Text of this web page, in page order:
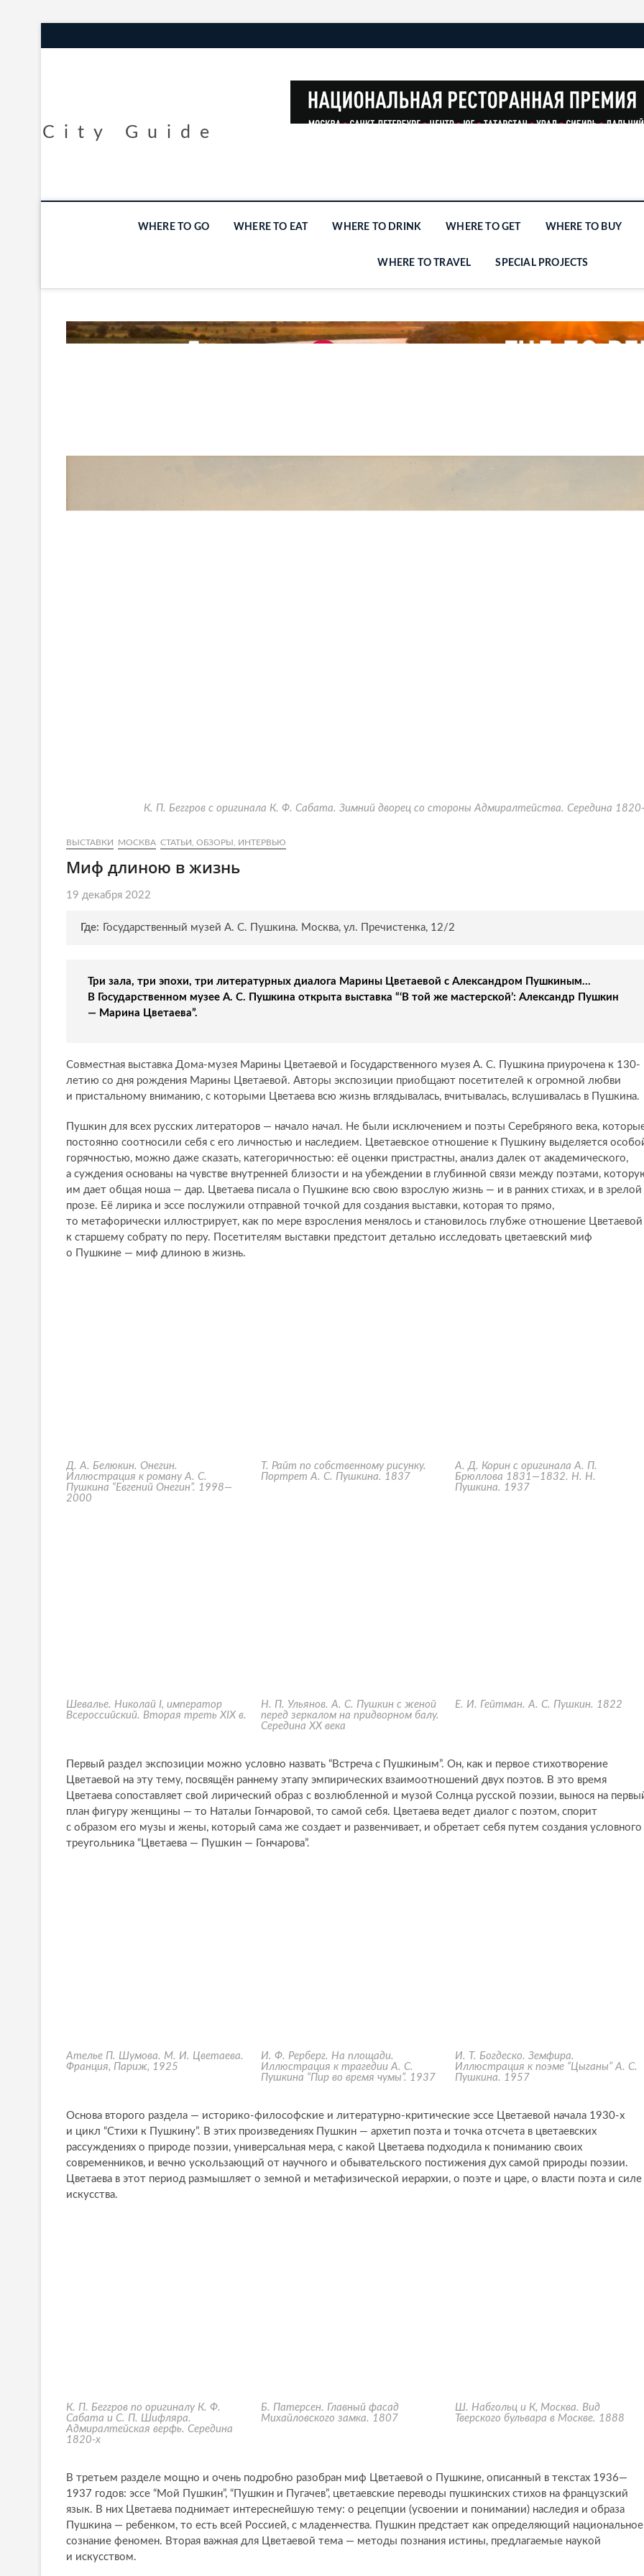
City Guide
WHERE TO GO WHERE TO EAT WHERE TO DRINK WHERE TO GET WHERE TO BUY
WHERE TO TRAVEL SPECIAL PROJECTS
К. П. Беггров с оригинала К. Ф. Сабата. Зимний дворец со стороны Адмиралтейства. Середина
ВЫСТАВКИ МОСКВА СТАТЬИ, ОБЗОРЫ, ИНТЕРВЬЮ
Миф длиною в жизнь
19 декабря 2022
Где: Государственный музей А. С. Пушкина. Москва, ул. Пречистенка, 12/2
Три зала, три эпохи, три литературных диалога Марины Цветаевой с Александром Пушкиным...
В Государственном музее А. С. Пушкина открыта выставка “‘В той же мастерской’: Александр Пушкин
— Марина Цветаева”.
Совместная выставка Дома-музея Марины Цветаевой и Государственного музея А. С. Пушкина приурочена к 130-
летию со дня рождения Марины Цветаевой. Авторы экспозиции приобщают посетителей к огромной любви
и пристальному вниманию, с которыми Цветаева всю жизнь вглядывалась, вчитывалась, вслушивалась в Пушкина.
Пушкин для всех русских литераторов — начало начал. Не были исключением и поэты Серебряного века,
постоянно соотносили себя с его личностью и наследием. Цветаевское отношение к Пушкину выделяется
горячностью, можно даже сказать, категоричностью: её оценки пристрастны, анализ далек от академического,
а суждения основаны на чувстве внутренней близости и на убеждении в глубинной связи между поэтами,
им дает общая ноша — дар. Цветаева писала о Пушкине всю свою взрослую жизнь — и в ранних стихах, и в зрелой
прозе. Её лирика и эссе послужили отправной точкой для создания выставки, которая то прямо,
то метафорически иллюстрирует, как по мере взросления менялось и становилось глубже отношение Цветаевой
к старшему собрату по перу. Посетителям выставки предстоит детально исследовать цветаевский миф
о Пушкине — миф длиною в жизнь.
Д. А. Белюкин. Онегин.
Иллюстрация к роману А. С.
Пушкина “Евгений Онегин”. 1998—
2000
Т. Райт по собственному рисунку.
Портрет А. С. Пушкина. 1837
А. Д. Корин с оригинала А. П.
Брюллова 1831—1832. Н. Н.
Пушкина. 1937
Шевалье. Николай I, император
Всероссийский. Вторая треть XIX в.
Н. П. Ульянов. А. С. Пушкин с женой
перед зеркалом на придворном балу.
Середина XX века
Е. И. Гейтман. А. С. Пушкин. 1822
Первый раздел экспозиции можно условно назвать “Встреча с Пушкиным”. Он, как и первое стихотворение
Цветаевой на эту тему, посвящён раннему этапу эмпирических взаимоотношений двух поэтов. В это время
Цветаева сопоставляет свой лирический образ с возлюбленной и музой Солнца русской поэзии, вынося на
план фигуру женщины — то Натальи Гончаровой, то самой себя. Цветаева ведет диалог с поэтом, спорит
с образом его музы и жены, который сама же создает и развенчивает, и обретает себя путем создания условного
треугольника “Цветаева — Пушкин — Гончарова”.
Ателье П. Шумова. М. И. Цветаева.
Франция, Париж, 1925
И. Ф. Рерберг. На площади.
Иллюстрация к трагедии А. С.
Пушкина “Пир во время чумы”. 1937
И. Т. Богдеско. Земфира.
Иллюстрация к поэме “Цыганы” А. С.
Пушкина. 1957
Основа второго раздела — историко-философские и литературно-критические эссе Цветаевой начала 1930-х
и цикл “Стихи к Пушкину”. В этих произведениях Пушкин — архетип поэта и точка отсчета в цветаевских
рассуждениях о природе поэзии, универсальная мера, с какой Цветаева подходила к пониманию своих
современников, и вечно ускользающий от научного и обывательского постижения дух самой природы поэзии.
Цветаева в этот период размышляет о земной и метафизической иерархии, о поэте и царе, о власти поэта и силе
искусства.
К. П. Беггров по оригиналу К. Ф.
Сабата и С. П. Шифляра.
Адмиралтейская верфь. Середина
1820-х
Б. Патерсен. Главный фасад
Михайловского замка. 1807
Ш. Набгольц и К, Москва. Вид
Тверского бульвара в Москве. 1888
В третьем разделе мощно и очень подробно разобран миф Цветаевой о Пушкине, описанный в текстах 1936—
1937 годов: эссе “Мой Пушкин”, “Пушкин и Пугачев”, цветаевские переводы пушкинских стихов на французский
язык. В них Цветаева поднимает интереснейшую тему: о рецепции (усвоении и понимании) наследия и образа
Пушкина — ребенком, то есть всей Россией, с младенчества. Пушкин предстает как определяющий национальное
сознание феномен. Вторая важная для Цветаевой тема — методы познания истины, предлагаемые наукой
и искусством.